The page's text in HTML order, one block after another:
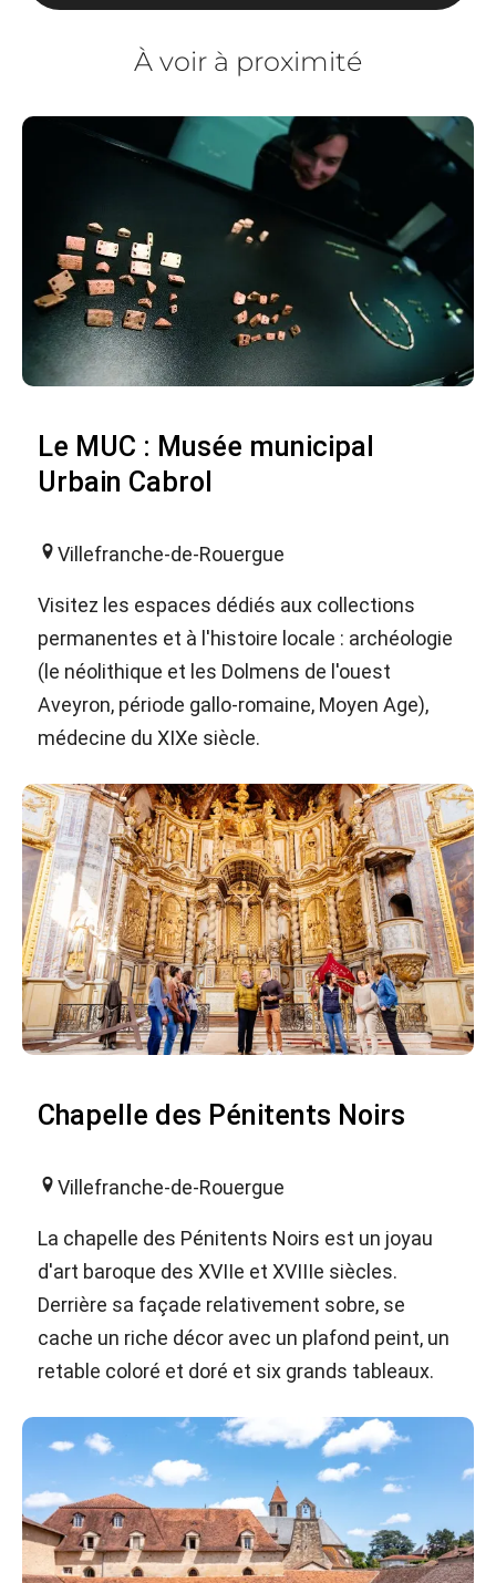
À voir à proximité
Le MUC : Musée municipal
Urbain Cabrol
Villefranche-de-Rouergue
Visitez les espaces dédiés aux collections
permanentes et à l'histoire locale : archéologie
(le néolithique et les Dolmens de l'ouest
Aveyron, période gallo-romaine, Moyen Age),
médecine du XIXe siècle.
Chapelle des Pénitents Noirs
Villefranche-de-Rouergue
La chapelle des Pénitents Noirs est un joyau
d'art baroque des XVIIe et XVIIIe siècles.
Derrière sa façade relativement sobre, se
cache un riche décor avec un plafond peint, un
retable coloré et doré et six grands tableaux.